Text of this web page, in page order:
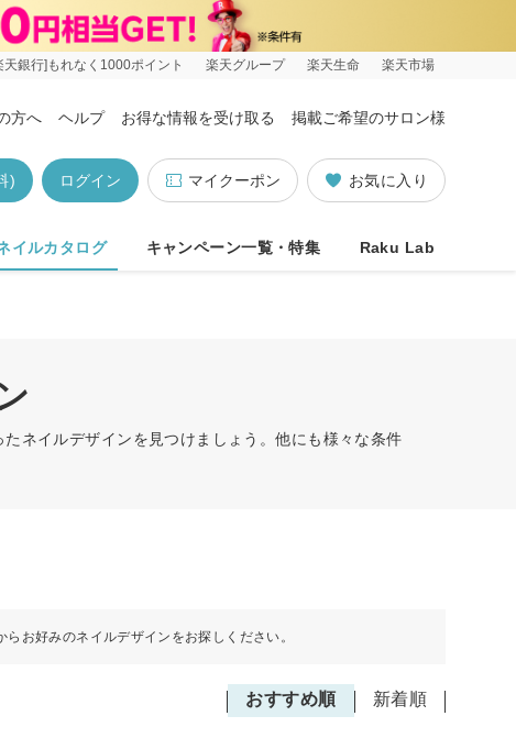
天銀行]もれなく1000ポイント 楽天グループ 楽天生命 楽天市場
方へ ヘルプ お得な情報を受け取る 掲載ご希望のサロン様
お気に入り
マイクーポン
ログイン
)
イルカタログ キャンペーン一覧・特集 Raku Lab
ネイルデザインを見つけましょう。他にも様々な条件
らお好みのネイルデザインをお探しください。
おすすめ順 新着順